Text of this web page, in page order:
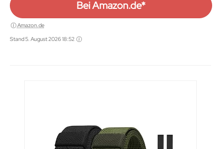
Bei Amazon.de*
Amazon.de
Stand 5. August 2026 18:52